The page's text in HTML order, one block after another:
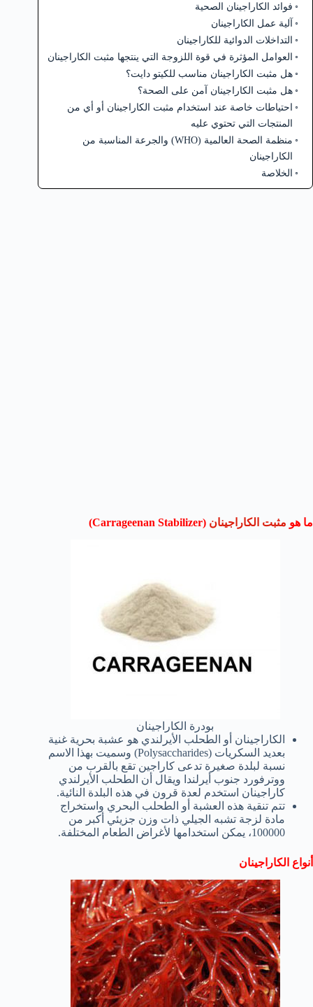
فوائد الكاراجينان الصحية
آلية عمل الكاراجينان
التداخلات الدوائية للكاراجينان
العوامل المؤثرة في قوة اللزوجة التي ينتجها مثبت الكاراجينان
هل مثبت الكاراجينان مناسب للكيتو دايت؟
هل مثبت الكاراجينان آمن على الصحة؟
احتياطات خاصة عند استخدام مثبت الكاراجينان أو أي من
المنتجات التي تحتوي عليه
منظمة الصحة العالمية (WHO) والجرعة المناسبة من
الكاراجينان
الخلاصة
ما هو مثبت الكاراجينان (Carrageenan Stabilizer)
بودرة الكاراجينان
الكاراجينان أو الطحلب الأيرلندي هو عشبة بحرية غنية
بعديد السكريات (Polysaccharides) وسميت بهذا الاسم
نسبة لبلدة صغيرة تدعى كاراجين تقع بالقرب من
ووترفورد جنوب أيرلندا ويقال أن الطحلب الأيرلندي
كاراجينان استخدم لعدة قرون في هذه البلدة النائية.
تتم تنقية هذه العشبة أو الطحلب البحري واستخراج
مادة لزجة تشبه الجيلي ذات وزن جزيئي أكبر من
100000، يمكن استخدامها لأغراض الطعام المختلفة.
أنواع الكاراجينان